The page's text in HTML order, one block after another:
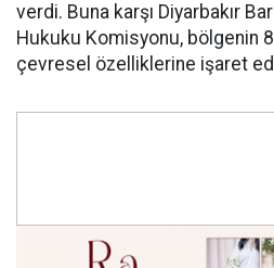
verdi. Buna karşı Diyarbakır
Hukuku Komisyonu, bölgenin 8
çevresel özelliklerine işaret